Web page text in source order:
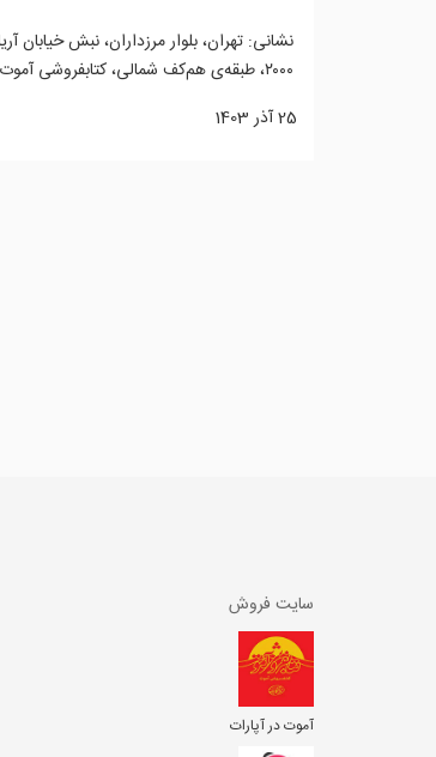
نشانی: تهران، بلوار مرزداران، نبش خیابان
۲۰۰۰، طبقه‌ی هم‌کف شمالی، کتابفروشی آموت
25 آذر 1403
سایت فروش
آموت در آپارات